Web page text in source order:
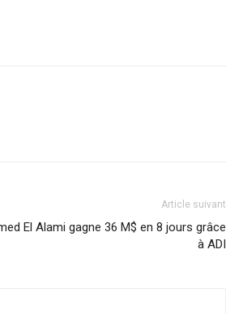
Article suivant
El Alami gagne 36 M$ en 8 jours grâce
à ADI